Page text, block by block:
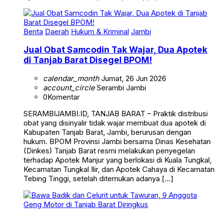
Berita Daerah Hukum & Kriminal Jambi
Jual Obat Samcodin Tak Wajar, Dua Apotek
di Tanjab Barat Disegel BPOM!
calendar_monthJumat, 26 Jun 2026
account_circleSerambi Jambi
0Komentar
SERAMBIJAMBI.ID, TANJAB BARAT – Praktik distribusi
obat yang disinyalir tidak wajar membuat dua apotek di
Kabupaten Tanjab Barat, Jambi, berurusan dengan
hukum. BPOM Provinsi Jambi bersama Dinas Kesehatan
(Dinkes) Tanjab Barat resmi melakukan penyegelan
terhadap Apotek Manjur yang berlokasi di Kuala Tungkal,
Kecamatan Tungkal Ilir, dan Apotek Cahaya di Kecamatan
Tebing Tinggi, setelah ditemukan adanya […]